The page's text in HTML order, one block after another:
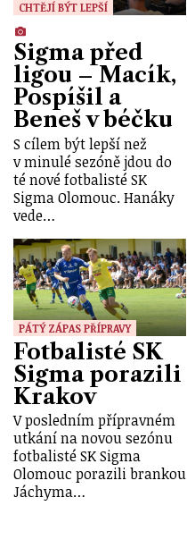
CHTĚJÍ BÝT LEPŠÍ
Sigma před
ligou – Macík,
Pospíšil a
Beneš v béčku
S cílem být lepší než
v minulé sezóně jdou do
té nové fotbalisté SK
Sigma Olomouc. Hanáky
vede…
PÁTÝ ZÁPAS PŘÍPRAVY
Fotbalisté SK
Sigma porazili
Krakov
V posledním přípravném
utkání na novou sezónu
fotbalisté SK Sigma
Olomouc porazili brankou
Jáchyma…